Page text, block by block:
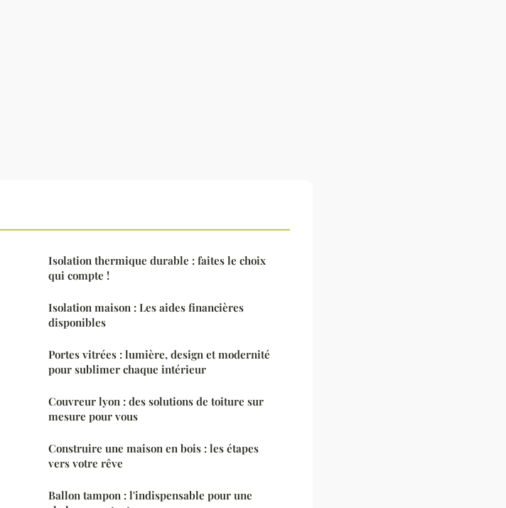
Isolation thermique durable : faites le choix
qui compte !
Isolation maison : Les aides financières
disponibles
Portes vitrées : lumière, design et modernité
pour sublimer chaque intérieur
Couvreur lyon : des solutions de toiture sur
mesure pour vous
Construire une maison en bois : les étapes
vers votre rêve
Ballon tampon : l'indispensable pour une